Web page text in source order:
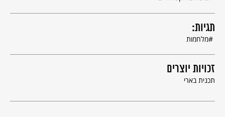
תגיות:
מלחמות
זכויות יוצרים
תכנית בארי